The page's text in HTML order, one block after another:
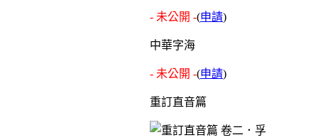
- 未公開 -(申請)
中華字海
- 未公開 -(申請)
重訂直音篇